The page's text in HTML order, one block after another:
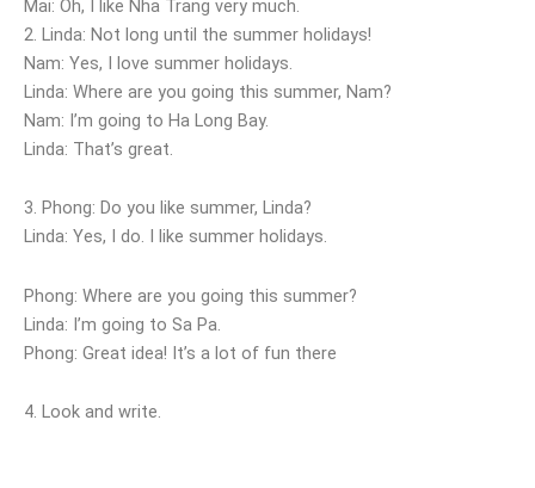
Mai: Oh, I like Nha Trang very much.
2. Linda: Not long until the summer holidays!
Nam: Yes, I love summer holidays.
Linda: Where are you going this summer, Nam?
Nam: I’m going to Ha Long Bay.
Linda: That’s great.
3. Phong: Do you like summer, Linda?
Linda: Yes, I do. I like summer holidays.
Phong: Where are you going this summer?
Linda: I’m going to Sa Pa.
Phong: Great idea! It’s a lot of fun there
4. Look and write.